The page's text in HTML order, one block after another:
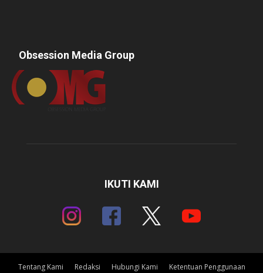
Obsession Media Group
IKUTI KAMI
Tentang Kami Redaksi Hubungi Kami Ketentuan Penggunaan